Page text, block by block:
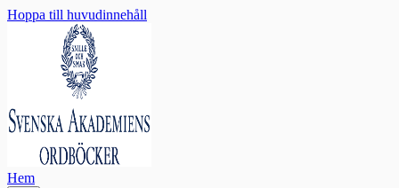
Hoppa till huvudinnehåll
Hem